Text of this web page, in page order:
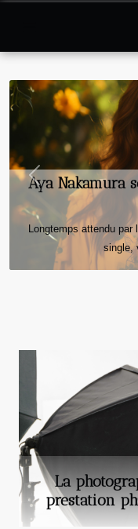
Aya Nakamura
Longtemps attendu
single,
Previous
La
prestation